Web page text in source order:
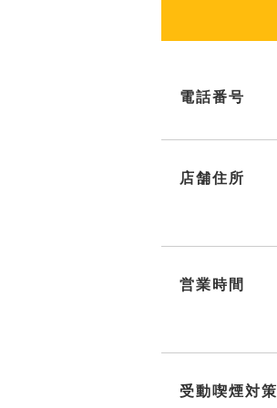
電話番号
店舗住所
営業時間
受動喫煙対策